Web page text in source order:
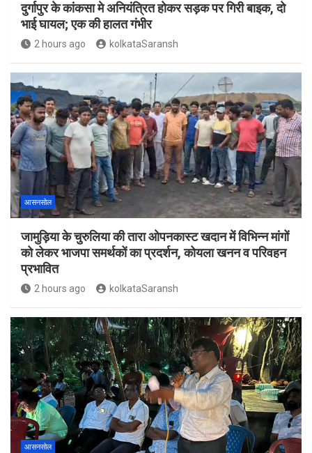
दुर्गापुर के कांकसा मे अनियंत्रित होकर सड़क पर गिरी बाइक, दो
भाई घायल; एक की हालत गंभीर
2 hours ago kolkataSaransh
आसनसोल
जामुड़िया के चुरुलिया की तारा ओपनकास्ट खदान में विभिन्न मांगों
को लेकर भाजपा समर्थकों का प्रदर्शन, कोयला खनन व परिवहन
प्रभावित
2 hours ago kolkataSaransh
आसनसोल